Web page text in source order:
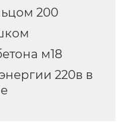
200
м18
220в в